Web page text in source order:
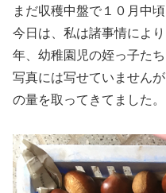
まだ収穫中盤で１０月中
今日は、私は諸事情によ
年、幼稚園児の姪っ子た
写真には写せていません
の量を取ってきてました。